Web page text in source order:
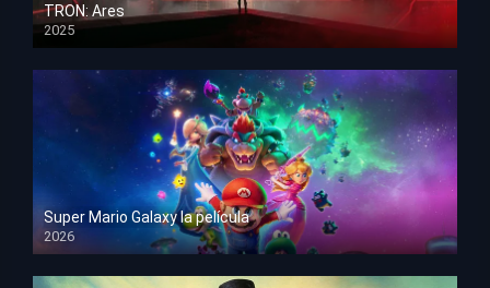
TRON: Ares
2025
HD 1080p
Super Mario Galaxy la película
2026
HD 1080p